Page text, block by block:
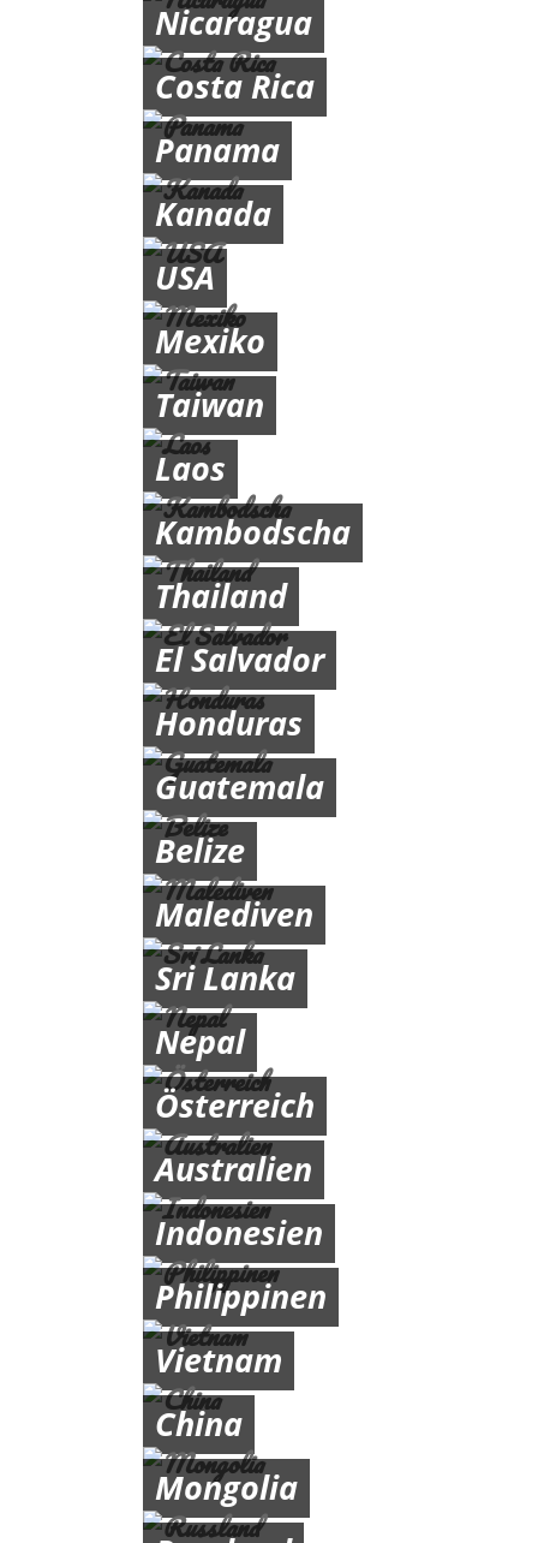
Nicaragua
Costa Rica
Panama
Kanada
USA
Mexiko
Taiwan
Laos
Kambodscha
Thailand
El Salvador
Honduras
Guatemala
Belize
Malediven
Sri Lanka
Nepal
Österreich
Australien
Indonesien
Philippinen
Vietnam
China
Mongolia